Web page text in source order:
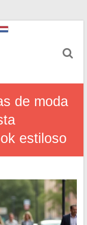
de moda
estiloso